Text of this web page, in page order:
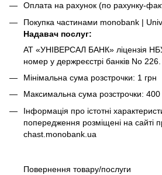
Оплата на рахунок (по рахунку-
Покупка частинами monobank |
Надавач послуг:
АТ «УНІВЕРСАЛ БАНК» ліцензія
номер у держреєстрі банків No 226.
Мінімальна сума розстрочки: 1 грн
Максимальна сума розстрочки: 400
Інформація про істотні
попередження розміщені на сайті
chast.monobank.ua
Повернення товару/послуги